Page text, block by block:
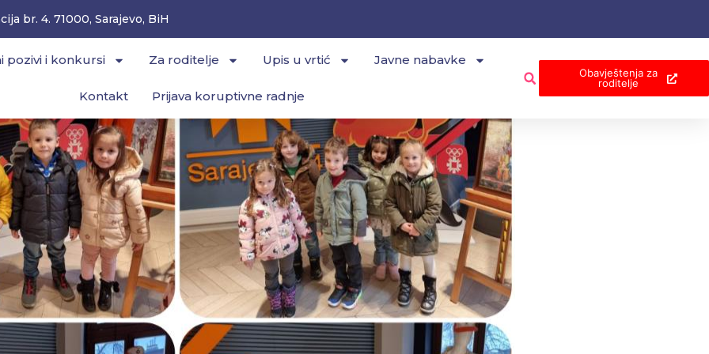
br. 4. 71000, Sarajevo, BiH
pozivi i konkursi Za roditelje Upis u vrtić Javne nabavke
Kontakt Prijava koruptivne radnje
Obavještenja za
roditelje